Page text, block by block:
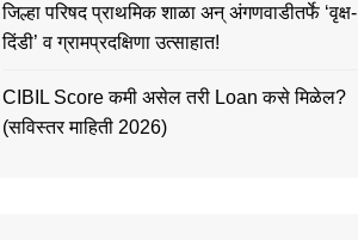
जिल्हा परिषद प्राथमिक शाळा अन् अंगणवाडीतर्फे ‘वृक्ष-
दिंडी’ व ग्रामप्रदक्षिणा उत्साहात!
CIBIL Score कमी असेल तरी Loan कसे मिळेल?
(सविस्तर माहिती 2026)